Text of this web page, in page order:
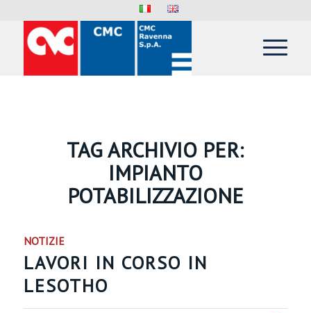
TAG ARCHIVIO PER:
IMPIANTO
POTABILIZZAZIONE
NOTIZIE
LAVORI IN CORSO IN
LESOTHO